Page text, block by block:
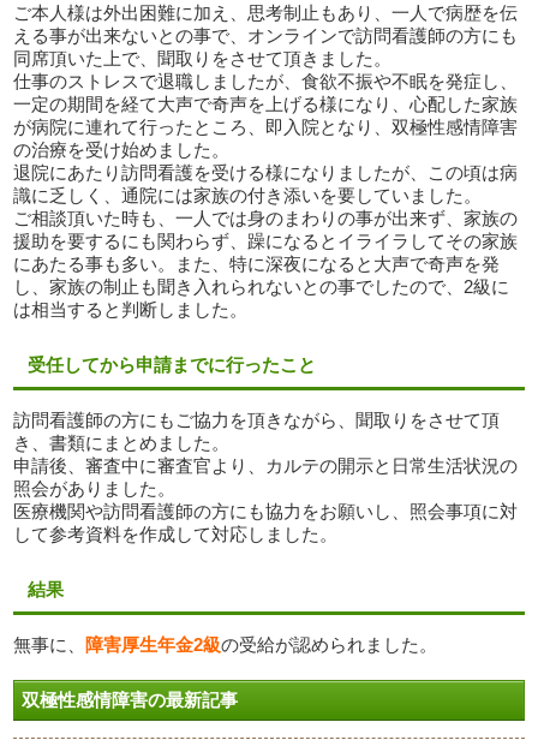
ご本人様は外出困難に加え、思考制止もあり、一人で病歴を伝
える事が出来ないとの事で、オンラインで訪問看護師の方にも
同席頂いた上で、聞取りをさせて頂きました。
仕事のストレスで退職しましたが、食欲不振や不眠を発症し、
一定の期間を経て大声で奇声を上げる様になり、心配した家族
が病院に連れて行ったところ、即入院となり、双極性感情障害
の治療を受け始めました。
退院にあたり訪問看護を受ける様になりましたが、この頃は病
識に乏しく、通院には家族の付き添いを要していました。
ご相談頂いた時も、一人では身のまわりの事が出来ず、家族の
援助を要するにも関わらず、躁になるとイライラしてその家族
にあたる事も多い。また、特に深夜になると大声で奇声を発
し、家族の制止も聞き入れられないとの事でしたので、2級に
は相当すると判断しました。
受任してから申請までに行ったこと
訪問看護師の方にもご協力を頂きながら、聞取りをさせて頂
き、書類にまとめました。
申請後、審査中に審査官より、カルテの開示と日常生活状況の
照会がありました。
医療機関や訪問看護師の方にも協力をお願いし、照会事項に対
して参考資料を作成して対応しました。
結果
無事に、 障害厚生年金2級の受給が認められました。
双極性感情障害の最新記事